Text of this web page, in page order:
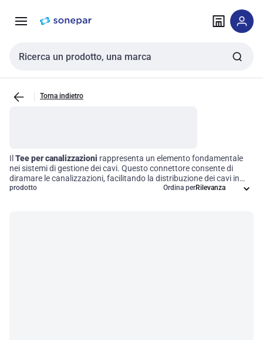
navigazione alla
Cerca input
Torna indietro
Il Tee per canalizzazioni rappresenta un elemento fondamentale
nei sistemi di gestione dei cavi. Questo connettore consente di
diramare le canalizzazioni, facilitando la distribuzione dei cavi in
diverse direzioni. La sua integrazione è cruciale per l'organizzazione
prodotto Ordina per